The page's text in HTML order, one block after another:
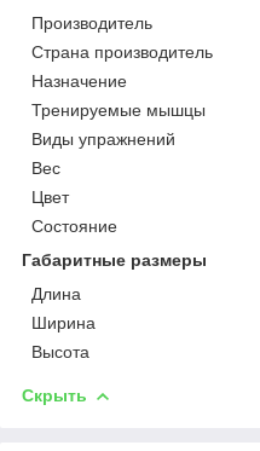
Производитель
Страна производитель
Назначение
Тренируемые мышцы
Виды упражнений
Вес
Цвет
Состояние
Габаритные размеры
Длина
Ширина
Высота
Скрыть